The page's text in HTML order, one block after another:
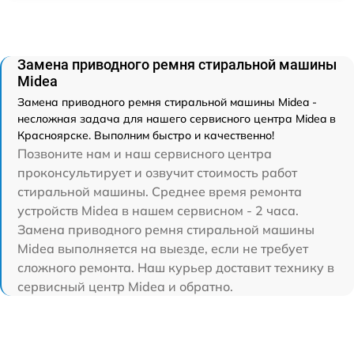
Замена приводного ремня стиральной машины
Midea
Замена приводного ремня стиральной машины Midea -
несложная задача для нашего сервисного центра Midea в
Красноярске. Выполним быстро и качественно!
Позвоните нам и наш сервисного центра
проконсультирует и озвучит стоимость работ
стиральной машины. Среднее время ремонта
устройств Midea в нашем сервисном - 2 часа.
Замена приводного ремня стиральной машины
Midea выполняется на выезде, если не требует
сложного ремонта. Наш курьер доставит технику в
сервисный центр Midea и обратно.